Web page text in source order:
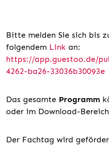
Bitte melden Sie sich bis
folgendem Link an:
https://app.guestoo.de/
4262-ba26-33036b30093e
Das gesamte Programm
oder im Download-
Der Fachtag wird